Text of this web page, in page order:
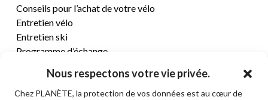
Nous respectons votre vie privée.
Chez PLANÈTE, la protection de vos données est au cœur de
Conseils pour l’achat de votre vélo
Entretien vélo
Entretien ski
Programme d’échange
CENTRE D’AIDE